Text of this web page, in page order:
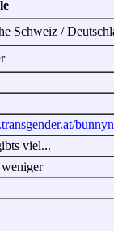
Schweiz /
viel...